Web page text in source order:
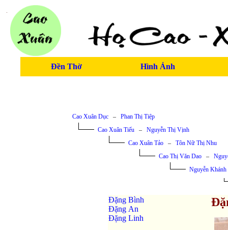
Đền Thờ Hình Ảnh
Cao Xuân Dục– Phan Thị Tiệp
Cao Xuân Tiếu– Nguyễn Thị Vịnh
Cao Xuân Tảo– Tôn Nữ Thị Nhu
Cao Thị Văn Dao–
Nguyễn Khánh
Đặng Bình
Đặng An
Đặng Linh